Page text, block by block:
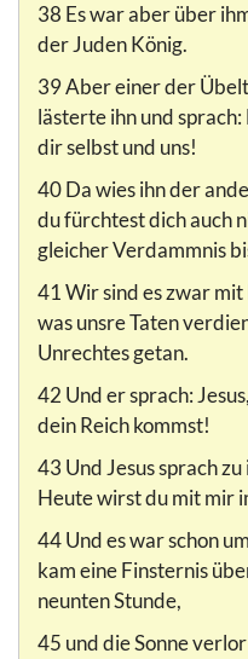
38 Es war aber über
der Juden König.
39 Aber einer der
lästerte ihn und
dir selbst und uns!
40 Da wies ihn der
du fürchtest dich auch
gleicher Verdammnis
41 Wir sind es zwar
was unsre Taten
Unrechtes getan.
42 Und er sprach:
dein Reich kommst!
43 Und Jesus sprach
Heute wirst du mit mir
44 Und es war schon
kam eine Finsternis
neunten Stunde,
45 und die Sonne